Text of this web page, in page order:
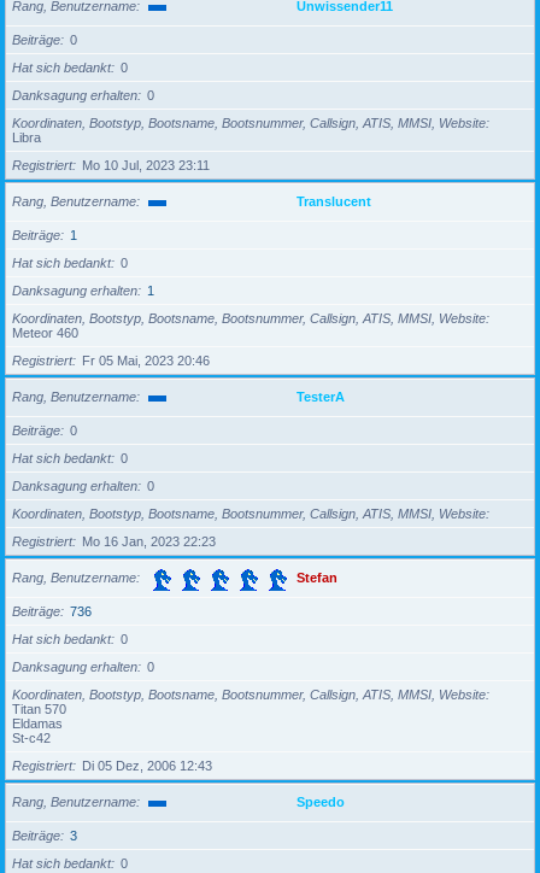
Rang, Benutzername Unwissender11
Beiträge
0
Hat sich bedankt
0
Danksagung erhalten
0
Koordinaten, Bootstyp, Bootsname, Bootsnummer, Callsign, ATIS, MMSI, Website
Libra
Registriert
Mo 10 Jul, 2023 23:11
Rang, Benutzername Translucent
Beiträge
1
Hat sich bedankt
0
Danksagung erhalten
1
Koordinaten, Bootstyp, Bootsname, Bootsnummer, Callsign, ATIS, MMSI, Website
Meteor 460
Registriert
Fr 05 Mai, 2023 20:46
Rang, Benutzername TesterA
Beiträge
0
Hat sich bedankt
0
Danksagung erhalten
0
Koordinaten, Bootstyp, Bootsname, Bootsnummer, Callsign, ATIS, MMSI, Website
Registriert
Mo 16 Jan, 2023 22:23
Rang, Benutzername Stefan
Beiträge
736
Hat sich bedankt
0
Danksagung erhalten
0
Koordinaten, Bootstyp, Bootsname, Bootsnummer, Callsign, ATIS, MMSI, Website
Titan 570
Eldamas
St-c42
Registriert
Di 05 Dez, 2006 12:43
Rang, Benutzername Speedo
Beiträge
3
Hat sich bedankt
0